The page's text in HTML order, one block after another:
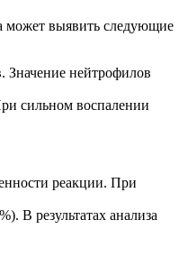
может выявить следующие
нейтрофилов
сильном воспалении
реакции. При
В результатах анализа